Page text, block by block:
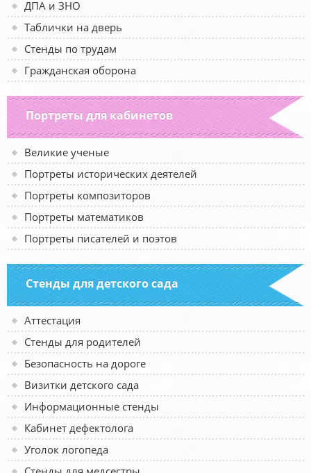
ДПА и ЗНО
Таблички на дверь
Стенды по трудам
Гражданская оборона
Портреты для кабинетов
Великие ученые
Портреты исторических деятелей
Портреты композиторов
Портреты математиков
Портреты писателей и поэтов
Стенды для детского сада
Аттестация
Стенды для родителей
Безопасность на дороге
Визитки детского сада
Информационные стенды
Кабинет дефектолога
Уголок логопеда